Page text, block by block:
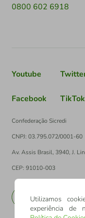
0800 602 6918
Youtube
Facebook TikTok
Confederação Sicredi
CNPJ: 03.795.072/0001-60
Av. Assis Brasil, 3940, J.
CEP: 91010-003
EN
Utilizamos
experiência de